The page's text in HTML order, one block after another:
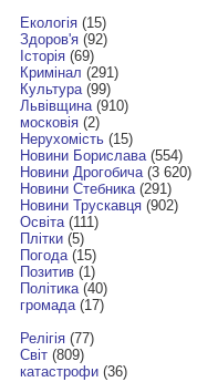
Екологія(15)
Здоров'я(92)
Історія(69)
Кримінал (291)
Культура(99)
Львівщина(910)
московія(2)
Нерухомість(15)
Новини Борислава(554)
Новини Дрогобича(3 620)
Новини Стебника(291)
Новини Трускавця(902)
Освіта(111)
Плітки(5)
Погода(15)
Позитив(1)
Політика(40)
громада(17)
Релігія(77)
Світ(809)
катастрофи(36)